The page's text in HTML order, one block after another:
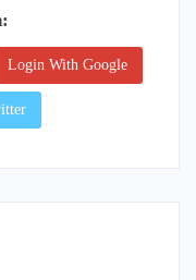
Login With Google